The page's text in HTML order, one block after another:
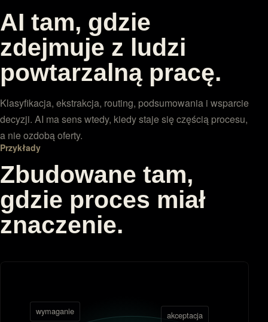
AI tam, gdzie
zdejmuje z ludzi
powtarzalną pracę.
Klasyfikacja, ekstrakcja, routing, podsumowania i wsparcie
decyzji. AI ma sens wtedy, kiedy staje się częścią procesu,
a nie ozdobą oferty.
Przykłady
Zbudowane tam,
gdzie proces miał
znaczenie.
wymaganie akceptacja